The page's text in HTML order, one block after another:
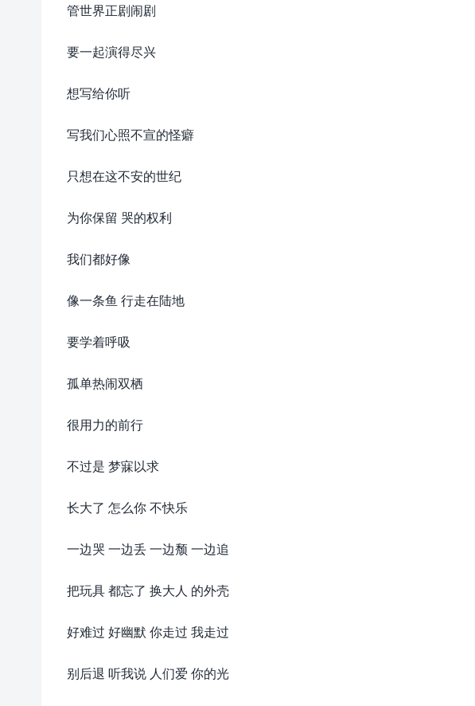
管世界正剧闹剧
要一起演得尽兴
想写给你听
写我们心照不宣的怪癖
只想在这不安的世纪
为你保留 哭的权利
我们都好像
像一条鱼 行走在陆地
要学着呼吸
孤单热闹双栖
很用力的前行
不过是 梦寐以求
长大了 怎么你 不快乐
一边哭 一边丢 一边颓 一边追
把玩具 都忘了 换大人 的外壳
好难过 好幽默 你走过 我走过
别后退 听我说 人们爱 你的光